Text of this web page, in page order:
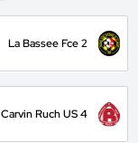
La Bassee Fce 2
Carvin Ruch US 4